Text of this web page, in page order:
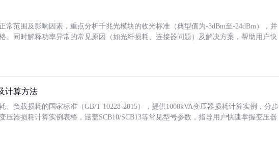
常范围及影响因素，重点分析千兆光模块的收光标准（典型值为-3dBm至-24dBm），并
。同时解释功率异常的常见原因（如光纤损耗、连接器问题）及解决方案，帮助用户快
计算方法
、负载损耗的国家标准（GB/T 10228-2015），提供1000kVA变压器损耗计算实例，分步
压器损耗计算实例表格，涵盖SCB10/SCB13等常见型号参数，指导用户快速掌握变压器